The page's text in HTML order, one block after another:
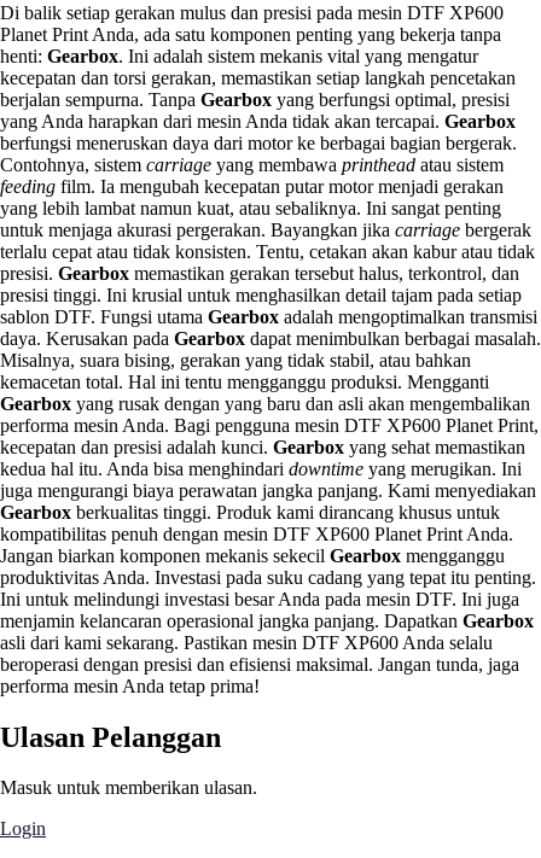
Di balik setiap gerakan mulus dan presisi pada mesin DTF XP600
Planet Print Anda, ada satu komponen penting yang bekerja tanpa
henti: Gearbox. Ini adalah sistem mekanis vital yang mengatur
kecepatan dan torsi gerakan, memastikan setiap langkah pencetakan
berjalan sempurna. Tanpa Gearbox yang berfungsi optimal, presisi
yang Anda harapkan dari mesin Anda tidak akan tercapai. Gearbox
berfungsi meneruskan daya dari motor ke berbagai bagian bergerak.
Contohnya, sistem carriage yang membawa printhead atau sistem
feeding film. Ia mengubah kecepatan putar motor menjadi gerakan
yang lebih lambat namun kuat, atau sebaliknya. Ini sangat penting
untuk menjaga akurasi pergerakan. Bayangkan jika carriage bergerak
terlalu cepat atau tidak konsisten. Tentu, cetakan akan kabur atau tidak
presisi. Gearbox memastikan gerakan tersebut halus, terkontrol, dan
presisi tinggi. Ini krusial untuk menghasilkan detail tajam pada setiap
sablon DTF. Fungsi utama Gearbox adalah mengoptimalkan transmisi
daya. Kerusakan pada Gearbox dapat menimbulkan berbagai masalah.
Misalnya, suara bising, gerakan yang tidak stabil, atau bahkan
kemacetan total. Hal ini tentu mengganggu produksi. Mengganti
Gearbox yang rusak dengan yang baru dan asli akan mengembalikan
performa mesin Anda. Bagi pengguna mesin DTF XP600 Planet Print,
kecepatan dan presisi adalah kunci. Gearbox yang sehat memastikan
kedua hal itu. Anda bisa menghindari downtime yang merugikan. Ini
juga mengurangi biaya perawatan jangka panjang. Kami menyediakan
Gearbox berkualitas tinggi. Produk kami dirancang khusus untuk
kompatibilitas penuh dengan mesin DTF XP600 Planet Print Anda.
Jangan biarkan komponen mekanis sekecil Gearbox mengganggu
produktivitas Anda. Investasi pada suku cadang yang tepat itu penting.
Ini untuk melindungi investasi besar Anda pada mesin DTF. Ini juga
menjamin kelancaran operasional jangka panjang. Dapatkan Gearbox
asli dari kami sekarang. Pastikan mesin DTF XP600 Anda selalu
beroperasi dengan presisi dan efisiensi maksimal. Jangan tunda, jaga
performa mesin Anda tetap prima!
Ulasan Pelanggan
Masuk untuk memberikan ulasan.
Login